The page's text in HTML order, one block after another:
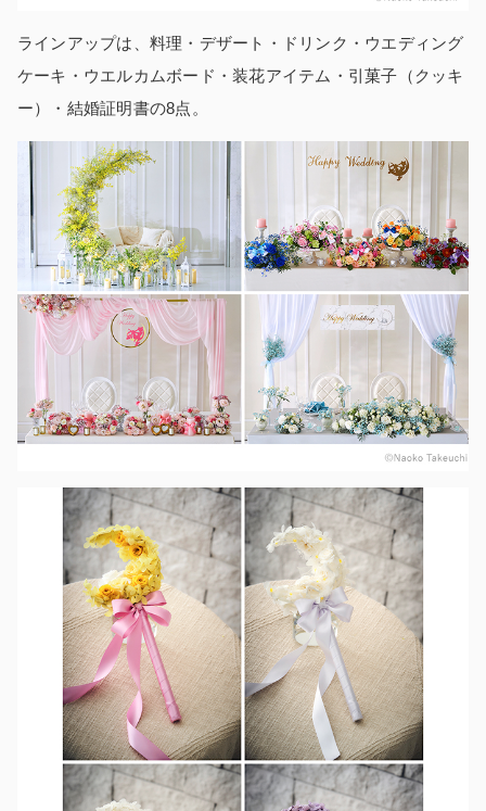
ラインアップは、料理・デザート・ドリンク・ウエディング
ケーキ・ウエルカムボード・装花アイテム・引菓子（クッキ
ー）・結婚証明書の8点。